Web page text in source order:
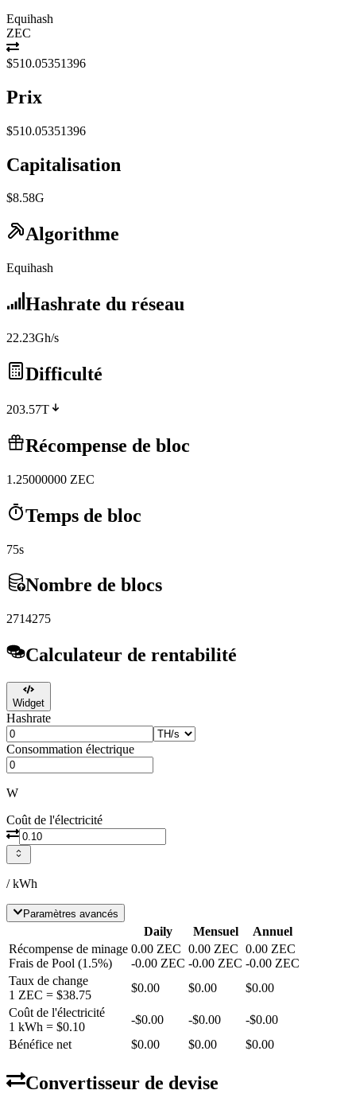
Equihash
ZEC
$510.05351396
Prix
$510.05351396
Capitalisation
$8.58G
Algorithme
Equihash
Hashrate du réseau
22.23Gh/s
Difficulté
203.57T
Récompense de bloc
1.25000000 ZEC
Temps de bloc
75s
Nombre de blocs
2714275
Calculateur de rentabilité
Widget
Hashrate
Consommation électrique
W
Coût de l'électricité
/ kWh
Paramètres avancés
Daily Mensuel
Annuel
Récompense de minage
Frais de Pool (1.5%)
0.00 ZEC
-0.00 ZEC
0.00 ZEC
-0.00 ZEC
0.00 ZEC
-0.00 ZEC
Taux de change
1 ZEC = $38.75
$0.00 $0.00
$0.00
Coût de l'électricité
1 kWh = $0.10
-$0.00 -$0.00 -$0.00
Bénéfice net
$0.00 $0.00 $0.00
Convertisseur de devise